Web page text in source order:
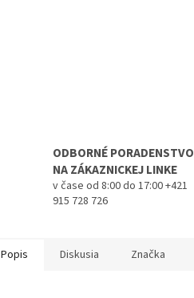
ODBORNÉ PORADENSTVO
NA ZÁKAZNICKEJ LINKE
v čase od 8:00 do 17:00 +421
915 728 726
Popis Diskusia Značka